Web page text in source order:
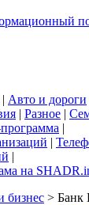
| Авто и дороги
| Разное |
|
|
|
на
бизнес > Банк